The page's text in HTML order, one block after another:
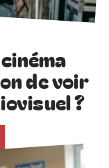
de voir
?